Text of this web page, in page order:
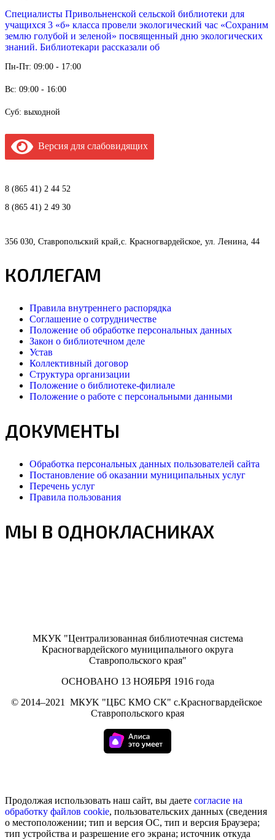
Специалисты Привольненской сельской библиотеки для
учащихся 3 «б» класса провели экологический час «Сохраним
землю голубой и зеленой» посвященный дню экологических
знаний. Библиотекари рассказали об
Пн-Пт: 09:00 - 17:00
Вс: 09:00 - 16:00
Суб: выходной
Версия для слабовидящих
8 (865 41) 2 44 52
8 (865 41) 2 49 30
356 030, Ставропольский край,с. Красногвардейское, ул. Ленина, 44
КОЛЛЕГАМ
Правила внутреннего распорядка
Соглашение о сотрудничестве
Положение об обработке персональных данных
Закон о библиотечном деле
Устав
Коллективный договор
Структура организации
Положение о библиотеке-филиале
Положение о работе с персональными данными
ДОКУМЕНТЫ
Обработка персональных данных пользователей сайта
Постановление об оказании муниципальных услуг
Перечень услуг
Правила пользования
МЫ В ОДНОКЛАСНИКАХ
МКУК "Централизованная библиотечная система
Красногвардейского муниципального округа
Ставропольского края"
ОСНОВАНО 13 НОЯБРЯ 1916 года
© 2014–2021
МКУK "ЦБС КМО СК" с.Красногвардейское
Ставропольского края
Продолжая использовать наш сайт, вы даете согласие на
обработку файлов cookie, пользовательских данных (сведения
о местоположении; тип и версия ОС, тип и версия Браузера;
тип устройства и разрешение его экрана; источник откуда